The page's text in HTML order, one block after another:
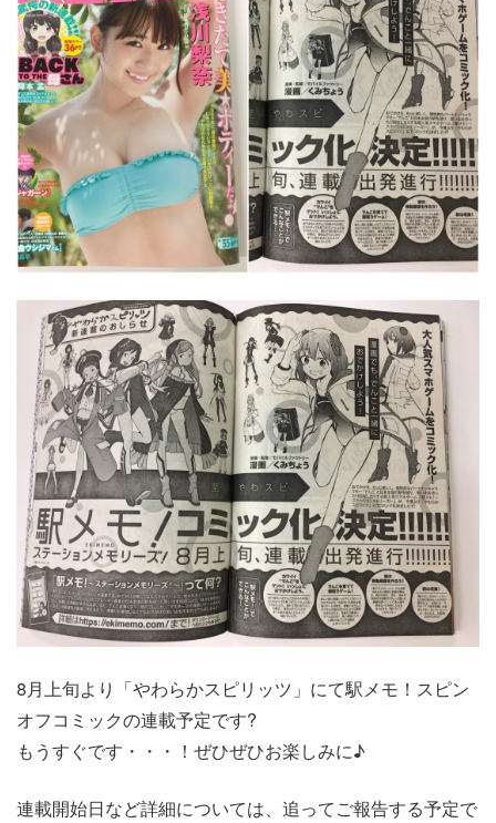
8月上旬より「やわらかスピリッツ」にて駅メモ！スピン
オフコミックの連載予定です?
もうすぐです・・・！ぜひぜひお楽しみに♪
連載開始日など詳細については、追ってご報告する予定で